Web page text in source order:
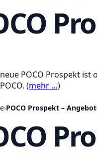
POCO Prospekt ist
(mehr …)
›POCO Prospekt –